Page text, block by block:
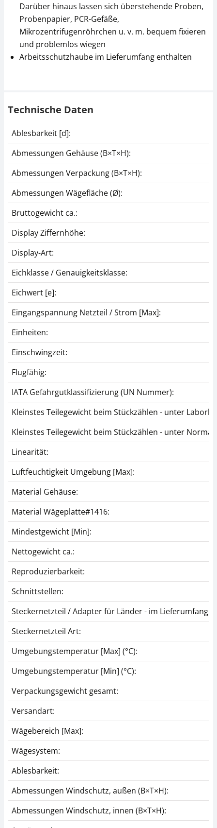
Darüber hinaus lassen sich überstehende Proben,
Probenpapier, PCR-Gefäße,
Mikrozentrifugenröhrchen u. v. m. bequem fixieren
und problemlos wiegen
Arbeitsschutzhaube im Lieferumfang enthalten
Technische Daten
Ablesbarkeit [d]:
Abmessungen Gehäuse (B×T×H):
Abmessungen Verpackung (B×T×H):
Abmessungen Wägefläche (Ø):
Bruttogewicht ca.:
Display Ziffernhöhe:
Display-Art:
Eichklasse / Genauigkeitsklasse:
Eichwert [e]:
Eingangspannung Netzteil / Strom [Max]:
Einheiten:
Einschwingzeit:
Flugfähig:
IATA Gefahrgutklassifizierung (UN Nummer):
Kleinstes Teilegewicht beim Stückzählen - unter
Kleinstes Teilegewicht beim Stückzählen - unter
Linearität:
Luftfeuchtigkeit Umgebung [Max]:
Material Gehäuse:
Material Wägeplatte#1416:
Mindestgewicht [Min]:
Nettogewicht ca.:
Reproduzierbarkeit:
Schnittstellen:
Steckernetzteil / Adapter für Länder - im Lieferumfang:
Steckernetzteil Art:
Umgebungstemperatur [Max] (°C):
Umgebungstemperatur [Min] (°C):
Verpackungsgewicht gesamt:
Versandart:
Wägebereich [Max]:
Wägesystem:
Ablesbarkeit:
Abmessungen Windschutz, außen (B×T×H):
Abmessungen Windschutz, innen (B×T×H):